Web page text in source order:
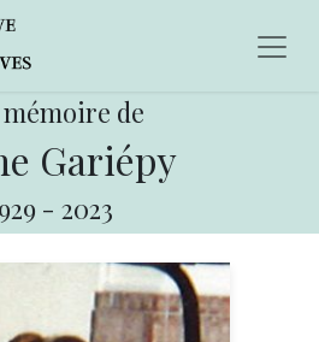
mémoire de
Gariépy
- 2023